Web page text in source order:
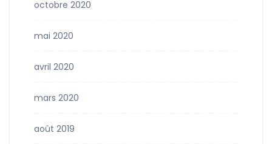
octobre 2020
mai 2020
avril 2020
mars 2020
août 2019